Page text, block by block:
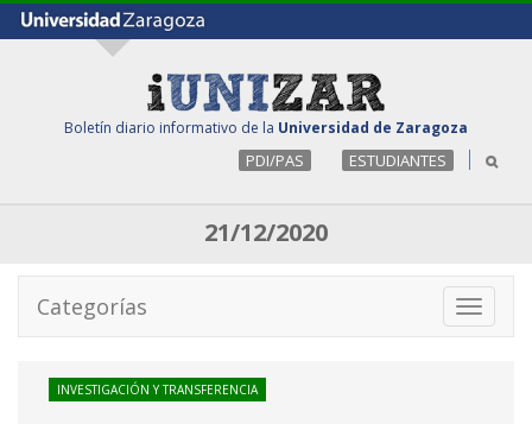
Boletín diario informativo de la Universidad de Zaragoza
PDI/PAS ESTUDIANTES
21/12/2020
Toggle
Categorías
INVESTIGACIÓN Y TRANSFERENCIA